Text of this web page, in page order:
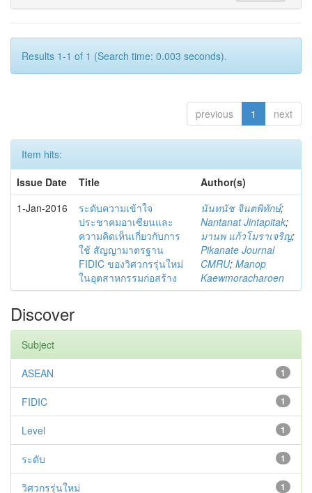
Results 1-1 of 1 (Search time: 0.003 seconds).
previous 1 next
Item hits:
Issue Date
Title
Author(s)
1-Jan-2016
ระดับความเข้าใจ
ประชาคมอาเซียนและ
ความคิดเห็นเกี่ยวกับการ
ใช้ สัญญามาตรฐาน
FIDIC ของวิศวกรรุ่นใหม่
ในอุตสาหกรรมก่อสร้าง
นันทนัช จินตพิทักษ์;
Nantanat Jintapitak;
มานพ แก้วโมราเจริญ;
Pikanate Journal
CMRU; Manop
Kaewmoracharoen
Discover
Subject
1
ASEAN
1
FIDIC
1
Level
1
ระดับ
1
วิศวกรรุ่นใหม่